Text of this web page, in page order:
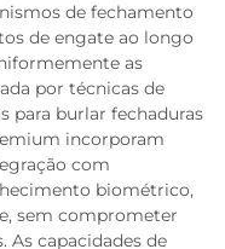
de fechamento
de engate ao longo
as
por técnicas de
para burlar fechaduras
incorporam
com
biométrico,
sem comprometer
As capacidades de